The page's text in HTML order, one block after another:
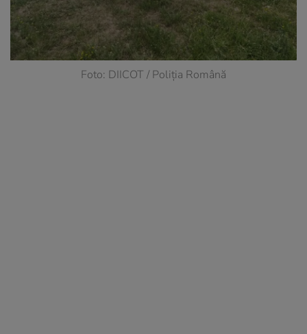
Foto: DIICOT / Poliția Română